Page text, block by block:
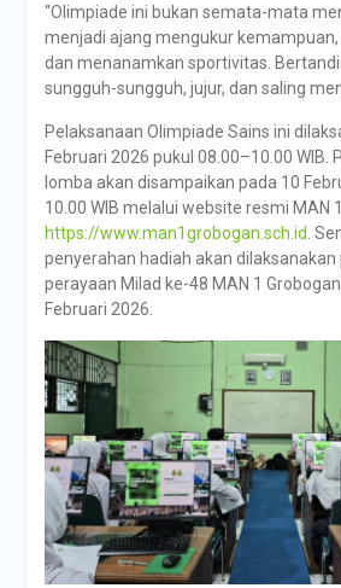
“Olimpiade ini bukan semata-mata
menjadi ajang mengukur
dan menanamkan sportivitas.
sungguh-sungguh, jujur, dan saling
Pelaksanaan Olimpiade Sains ini
Februari 2026 pukul 08.00–10.00 WIB.
lomba akan disampaikan pada 10
10.00 WIB melalui website resmi MAN
https://www.man1grobogan.sch.id .
penyerahan hadiah akan dilaksanakan
perayaan Milad ke-48 MAN 1
Februari 2026.